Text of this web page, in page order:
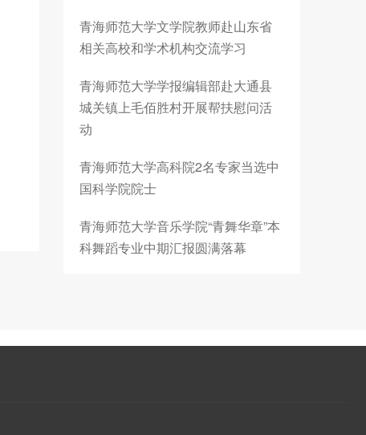
青海师范大学文学院教师赴山东省
相关高校和学术机构交流学习
青海师范大学学报编辑部赴大通县
城关镇上毛佰胜村开展帮扶慰问活
动
青海师范大学高科院2名专家当选中
国科学院院士
青海师范大学音乐学院“青舞华章”本
科舞蹈专业中期汇报圆满落幕